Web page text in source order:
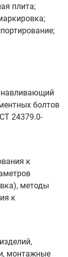
плита;
болтов
24379.0-
к
методы
к
монтажные